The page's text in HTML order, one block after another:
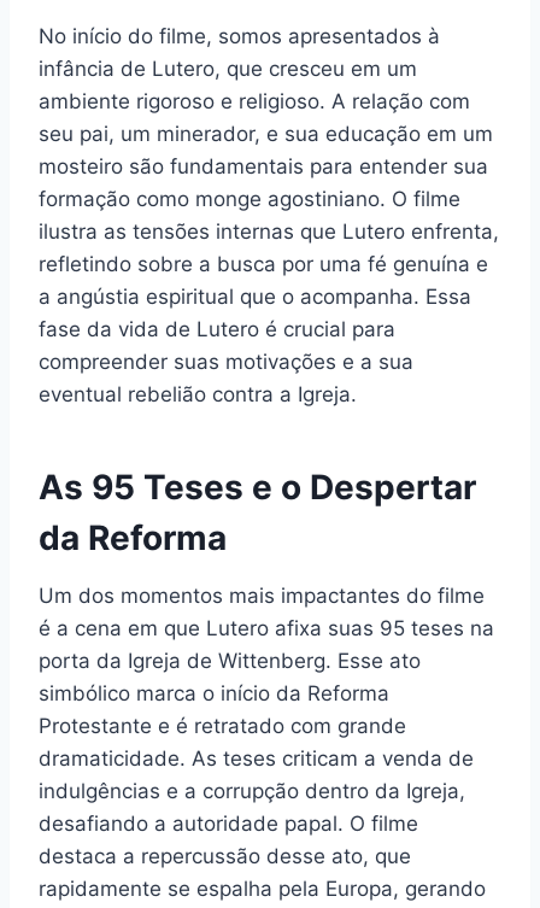
No início do filme, somos apresentados à
infância de Lutero, que cresceu em um
ambiente rigoroso e religioso. A relação com
seu pai, um minerador, e sua educação em um
mosteiro são fundamentais para entender sua
formação como monge agostiniano. O filme
ilustra as tensões internas que Lutero enfrenta,
refletindo sobre a busca por uma fé genuína e
a angústia espiritual que o acompanha. Essa
fase da vida de Lutero é crucial para
compreender suas motivações e a sua
eventual rebelião contra a Igreja.
As 95 Teses e o Despertar
da Reforma
Um dos momentos mais impactantes do filme
é a cena em que Lutero afixa suas 95 teses na
porta da Igreja de Wittenberg. Esse ato
simbólico marca o início da Reforma
Protestante e é retratado com grande
dramaticidade. As teses criticam a venda de
indulgências e a corrupção dentro da Igreja,
desafiando a autoridade papal. O filme
destaca a repercussão desse ato, que
rapidamente se espalha pela Europa, gerando